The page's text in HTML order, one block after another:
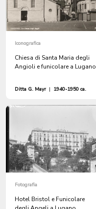
Iconografica
Chiesa di Santa Maria degli
Angioli e funicolare a Lugano
Ditta G. Mayr | 1940-1950 ca.
Fotografia
Hotel Bristol e Funicolare